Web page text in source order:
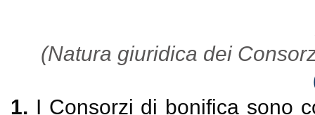
(Natura giuridica dei
1. I Consorzi di bonifica sono